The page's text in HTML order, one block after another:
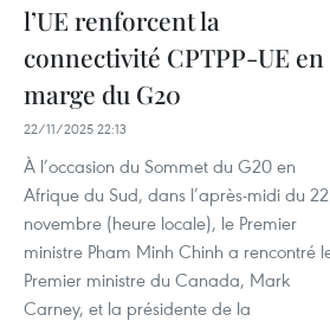
l’UE renforcent la
connectivité CPTPP-UE en
marge du G20
22/11/2025 22:13
À l’occasion du Sommet du G20 en
Afrique du Sud, dans l’après-midi du 22
novembre (heure locale), le Premier
ministre Pham Minh Chinh a rencontré
Premier ministre du Canada, Mark
Carney, et la présidente de la